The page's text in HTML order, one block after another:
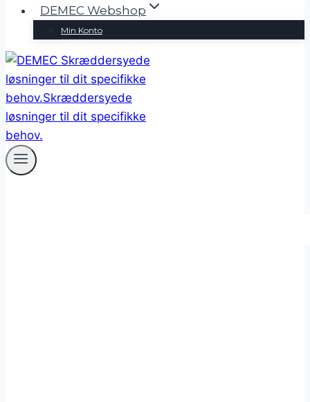
DEMEC Webshop
Min Konto